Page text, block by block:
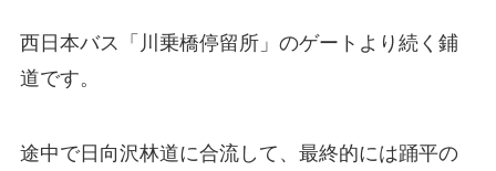
西日本バス「川乗橋停留所」のゲートより続く鋪
道です。
途中で日向沢林道に合流して、最終的には踊平の